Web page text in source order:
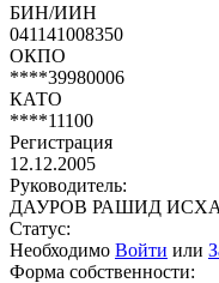
БИН/ИИН
041141008350
ОКПО
****39980006
КАТО
****11100
Регистрация
12.12.2005
Руководитель:
ДАУРОВ РАШИД
Статус:
Необходимо Войти или
Форма собственности: